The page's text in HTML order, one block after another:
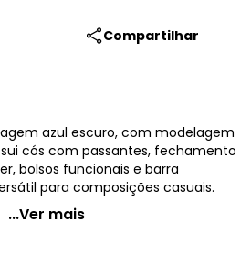
Compartilhar
azul escuro, com modelagem
cós com passantes, fechamento
bolsos funcionais e barra
para composições casuais.
Escuro em Jeans
...Ver mais